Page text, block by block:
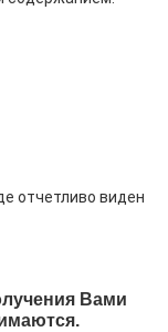
отчетливо виден
Вами